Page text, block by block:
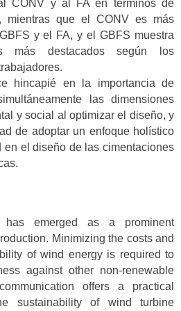
CONV y al FA en términos de
mientras que el CONV es más
y el FA, y el GBFS muestra
más destacados según los
hincapié en la importancia de
las dimensiones
y social al optimizar el diseño, y
de adoptar un enfoque holístico
en el diseño de las cimentaciones
has emerged as a prominent
Minimizing the costs and
of wind energy is required to
against other non-renewable
offers a practical
sustainability of wind turbine